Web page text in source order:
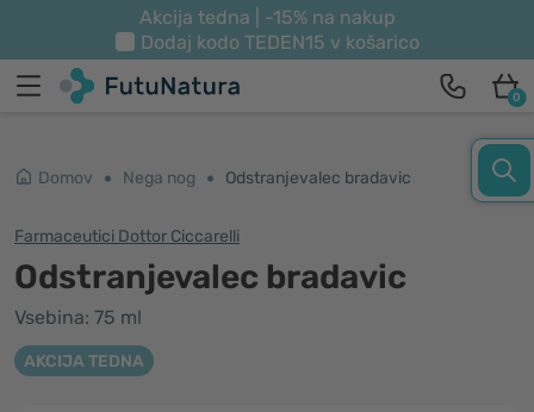
Akcija tedna | -15% na nakup
Dodaj kodo TEDEN15 v košarico
0
Domov Nega nog Odstranjevalec bradavic
Farmaceutici Dottor Ciccarelli
Odstranjevalec bradavic
Vsebina: 75 ml
AKCIJA TEDNA